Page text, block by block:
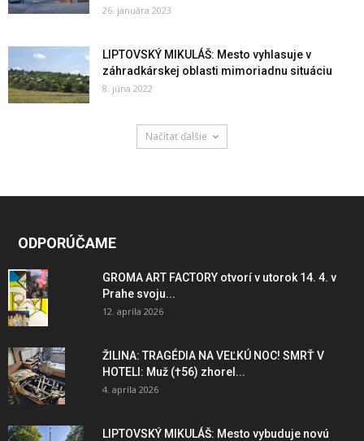
26. januára 2023
LIPTOVSKÝ MIKULÁŠ: Mesto vyhlasuje v
záhradkárskej oblasti mimoriadnu situáciu
8. júna 2022
Načítať ďalšie
ODPORÚČAME
GROMA ART FACTORY otvorí v utorok 14. 4. v
Prahe svoju...
12. apríla 2026
ŽILINA: TRAGÉDIA NA VEĽKÚ NOC! SMRŤ V
HOTELI: Muž (†56) zhorel...
4. apríla 2026
LIPTOVSKÝ MIKULÁŠ: Mesto vybuduje novú